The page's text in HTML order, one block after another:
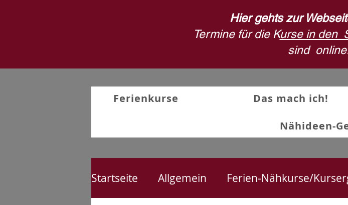
Hier gehts zur
Termine für die Kurse in den
sind
Ferienkurse Das mach ich!
Nähideen-
Startseite Allgemein Ferien-Nähkurse/